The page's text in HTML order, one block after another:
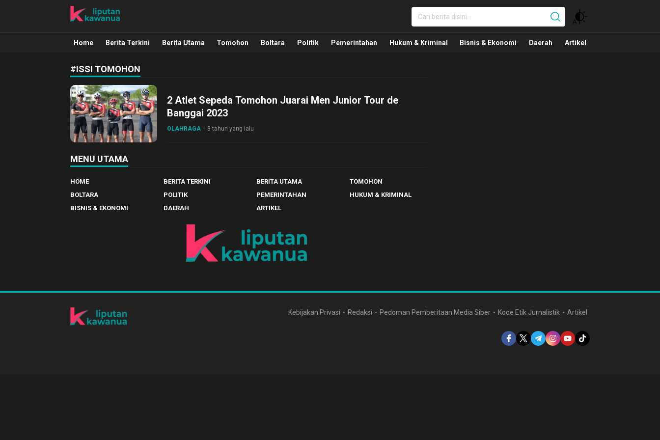
Liputan Kawanua
Berita Manado, Sulawesi Utara, Kawanua, Politik, Pemerintahan, Hukum Kriminal dan Nasional
Home Berita Terkini Berita Utama Tomohon Boltara Politik Pemerintahan Hukum & Kriminal Bisnis & Ekonomi Daerah Artikel
#ISSI TOMOHON
2 Atlet Sepeda Tomohon Juarai Men Junior Tour de
Banggai 2023
OLAHRAGA 3 tahun yang lalu
MENU UTAMA
HOME BERITA TERKINI BERITA UTAMA
TOMOHON
BOLTARA
POLITIK PEMERINTAHAN
HUKUM & KRIMINAL
BISNIS & EKONOMI
DAERAH ARTIKEL
Kebijakan Privasi Redaksi Pedoman Pemberitaan Media Siber Kode Etik Jurnalistik Artikel